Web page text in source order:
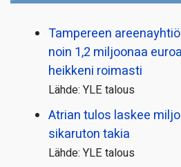
Tampereen
noin 1,2 miljoonaa
heikkeni roimasti
Lähde: YLE talous
Atrian tulos laskee
sikaruton takia
Lähde: YLE talous